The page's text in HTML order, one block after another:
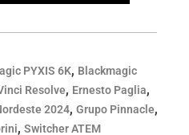
PYXIS 6K, Blackmagic
Resolve, Ernesto Paglia,
2024, Grupo Pinnacle,
, Switcher ATEM